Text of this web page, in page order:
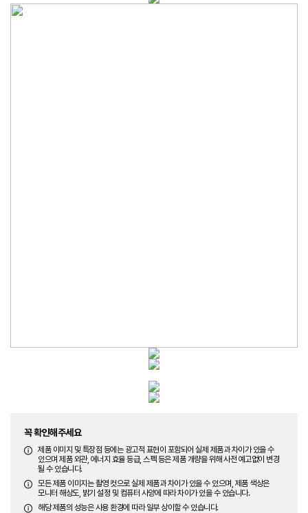
꼭 확인해주세요
제품 이미지 및 특장점 등에는 광고적 표현이 포함되어 실제 제품과 차이가 있을 수
있으며 제품 외관, 에너지 효율 등급, 스펙 등은 제품 개량을 위해 사전 예고없이 변경
될 수 있습니다.
모든 제품 이미지는 촬영 컷으로 실제 제품과 차이가 있을 수 있으며, 제품 색상은
모니터 해상도, 밝기 설정 및 컴퓨터 사양에 따라 차이가 있을 수 있습니다.
해당 제품의 성능은 사용 환경에 따라 일부 상이할 수 있습니다.